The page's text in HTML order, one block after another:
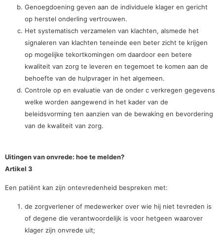
Genoegdoening geven aan de individuele klager en gericht
op herstel onderling vertrouwen.
Het systematisch verzamelen van klachten, alsmede het
signaleren van klachten teneinde een beter zicht te krijgen
op mogelijke tekortkomingen om daardoor een betere
kwaliteit van zorg te leveren en tegemoet te komen aan de
behoefte van de hulpvrager in het algemeen.
Controle op en evaluatie van de onder c verkregen gegevens
welke worden aangewend in het kader van de
beleidsvorming ten aanzien van de bewaking en bevordering
van de kwaliteit van zorg.
Uitingen van onvrede: hoe te melden?
Artikel 3
Een patiënt kan zijn ontevredenheid bespreken met:
de zorgverlener of medewerker over wie hij niet tevreden is
of degene die verantwoordelijk is voor hetgeen waarover
klager zijn onvrede uit;